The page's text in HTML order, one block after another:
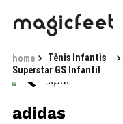
Tênis Infantis
Superstar GS Infantil
adidas